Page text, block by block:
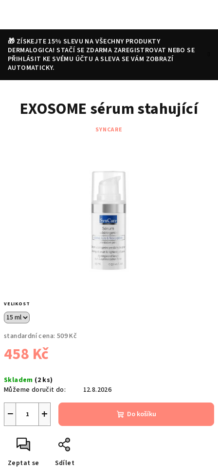
🎁 ZÍSKEJTE 15% SLEVU NA VŠECHNY PRODUKTY
DERMALOGICA! STAČÍ SE ZDARMA ZAREGISTROVAT NEBO SE
PŘIHLÁSIT KE SVÉMU ÚČTU A SLEVA SE VÁM ZOBRAZÍ
AUTOMATICKY.
HledatPřihlášeníNákupní
košík
VELIKOST
standardní cena: 509 Kč
458 Kč
cena:
Skladem (2 ks)
Můžeme doručit do:
12.8.2026
+
− Do košíku
Zeptat se Sdílet
EXOSOME sérum stahující
SYNCARE